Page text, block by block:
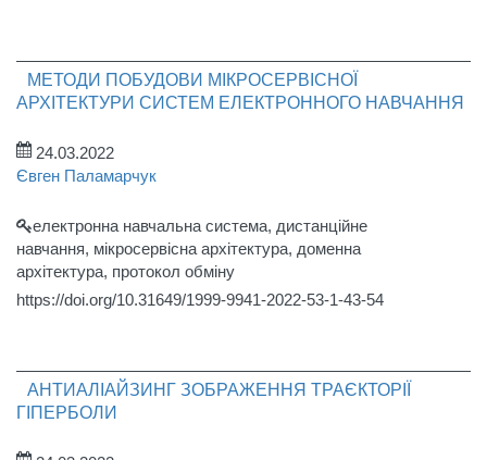
МЕТОДИ ПОБУДОВИ МІКРОСЕРВІСНОЇ
АРХІТЕКТУРИ СИСТЕМ ЕЛЕКТРОННОГО НАВЧАННЯ
24.03.2022
Євген Паламарчук
електронна навчальна система, дистанційне
навчання, мікросервісна архітектура, доменна
архітектура, протокол обміну
https://doi.org/10.31649/1999-9941-2022-53-1-43-54
АНТИАЛІАЙЗИНГ ЗОБРАЖЕННЯ ТРАЄКТОРІЇ
ГІПЕРБОЛИ